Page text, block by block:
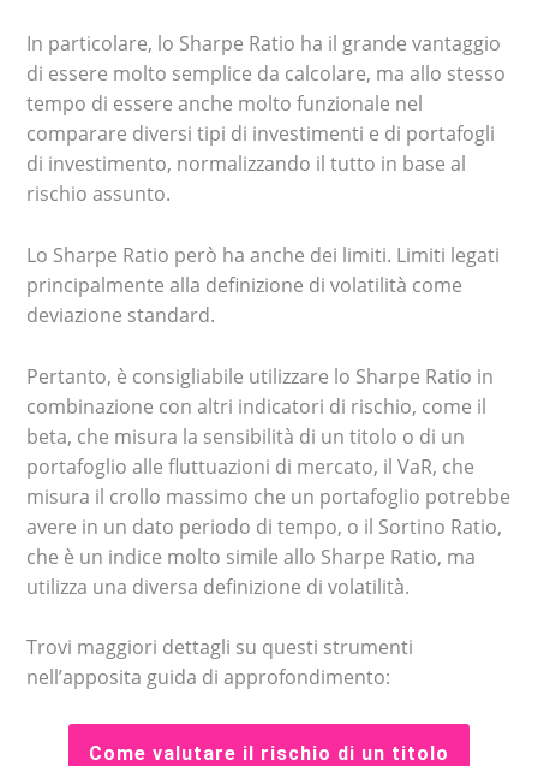
In particolare, lo Sharpe Ratio ha il grande vantaggio
di essere molto semplice da calcolare, ma allo stesso
tempo di essere anche molto funzionale nel
comparare diversi tipi di investimenti e di portafogli
di investimento, normalizzando il tutto in base al
rischio assunto.
Lo Sharpe Ratio però ha anche dei limiti. Limiti legati
principalmente alla definizione di volatilità come
deviazione standard.
Pertanto, è consigliabile utilizzare lo Sharpe Ratio in
combinazione con altri indicatori di rischio, come il
beta, che misura la sensibilità di un titolo o di un
portafoglio alle fluttuazioni di mercato, il VaR, che
misura il crollo massimo che un portafoglio potrebbe
avere in un dato periodo di tempo, o il Sortino Ratio,
che è un indice molto simile allo Sharpe Ratio, ma
utilizza una diversa definizione di volatilità.
Trovi maggiori dettagli su questi strumenti
nell’apposita guida di approfondimento:
Come valutare il rischio di un titolo